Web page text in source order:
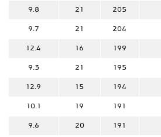
205
21
9.8
204
21
9.7
199
16
12.4
195
21
9.3
194
15
12.9
191
19
10.1
191
20
9.6